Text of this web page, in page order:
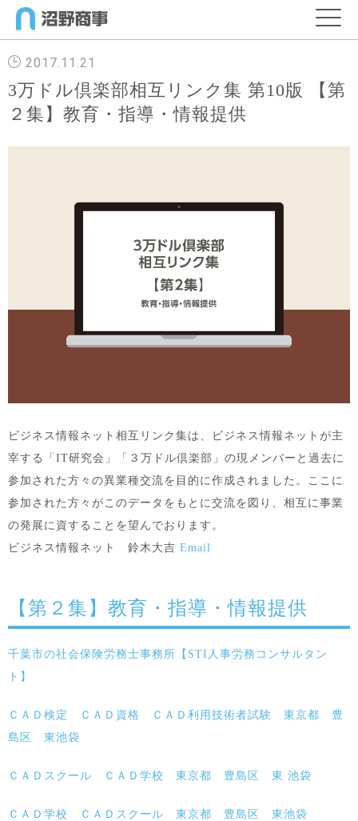
2017.11.21
3万ドル倶楽部相互リンク集 第10版 【第
２集】教育・指導・情報提供
ビジネス情報ネット相互リンク集は、ビジネス情報ネットが主
宰する「IT研究会」「３万ドル倶楽部」の現メンバーと過去に
参加された方々の異業種交流を目的に作成されました。ここに
参加された方々がこのデータをもとに交流を図り、相互に事業
の発展に資することを望んでおります。
ビジネス情報ネット 鈴木大吉 Email
【第２集】教育・指導・情報提供
千葉市の社会保険労務士事務所【STI人事労務コンサルタン
ト】
ＣＡＤ検定 ＣＡＤ資格 ＣＡＤ利用技術者試験 東京都 豊
島区 東池袋
ＣＡＤスクール ＣＡＤ学校 東京都 豊島区 東 池袋
ＣＡＤ学校 ＣＡＤスクール 東京都 豊島区 東池袋